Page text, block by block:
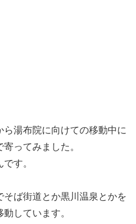
湯布院に向けての移動中に
ってみました。
す。
ば街道とか黒川温泉とかを
しています。